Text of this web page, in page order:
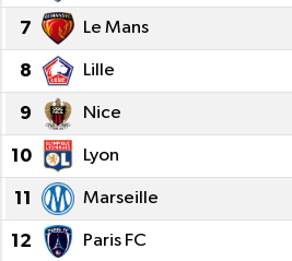
7 Le Mans
8 Lille
9 Nice
10 Lyon
11 Marseille
12 Paris FC
Eleman
Emlak
Gündem
Gurme
Haber